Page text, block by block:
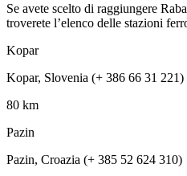
Se avete scelto di raggiungere
troverete l’elenco delle stazioni
Kopar
Kopar, Slovenia (+ 386 66 31 221)
80 km
Pazin
Pazin, Croazia (+ 385 52 624 310)